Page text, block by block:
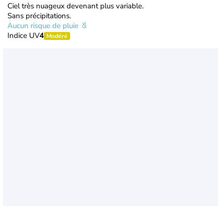
Ciel très nuageux devenant plus variable.
Sans précipitations.
Aucun risque de pluie
Indice UV4 Modéré